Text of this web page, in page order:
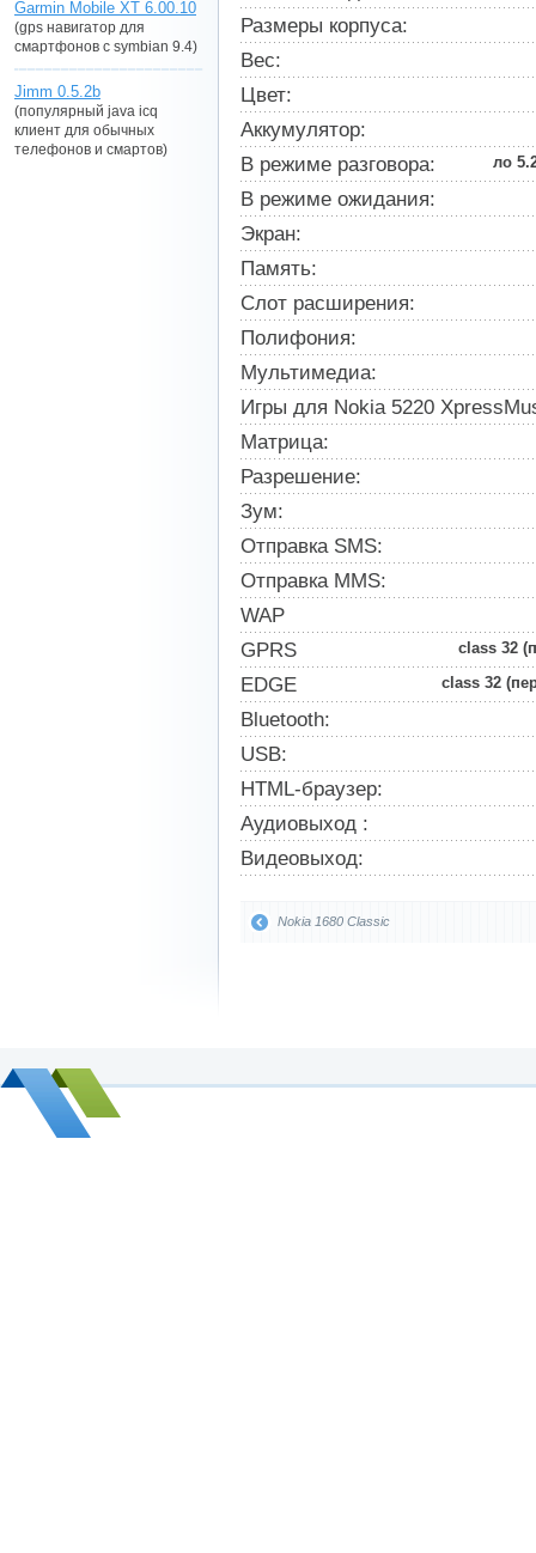
Размеры корпуса:
Вес:
Цвет:
Аккумулятор:
В режиме разговора:
ло
В режиме ожидания:
Экран:
Память:
Слот расширения:
Полифония:
Мультимедиа:
Игры для Nokia 5220
Матрица:
Разрешение:
Зум:
Отправка SMS:
Отправка MMS:
WAP
GPRS
class 32
EDGE class 32
Bluetooth:
USB:
HTML-браузер:
Аудиовыход :
Видеовыход:
Nokia 1680 Classic
Garmin Mobile XT 6.00.10
(gps навигатор для
смартфонов с symbian 9.4)
Jimm 0.5.2b
(популярный java icq
клиент для обычных
телефонов и смартов)